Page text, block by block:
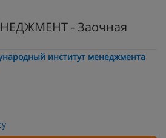
- Заочная
институт менеджмента